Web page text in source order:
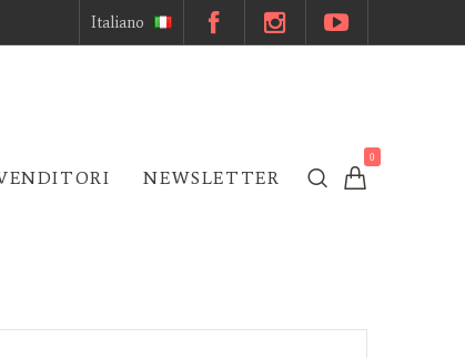
Italiano
0
NEWSLETTER